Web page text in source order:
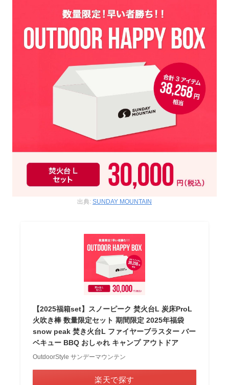
出典: SUNDAY MOUNTAIN
【2025福箱set】スノーピーク 焚火台L 炭床ProL
火吹き棒 数量限定セット 期間限定 2025年福袋
snow peak 焚き火台L ファイヤーブラスター バー
ベキュー BBQ おしゃれ キャンプ アウトドア
OutdoorStyle サンデーマウンテン
楽天で探す